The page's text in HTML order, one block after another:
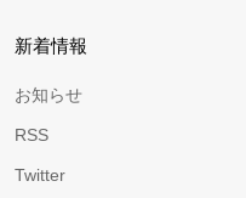
新着情報
お知らせ
RSS
Twitter